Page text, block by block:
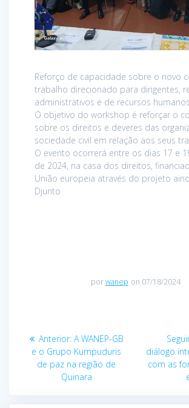
Reforço de capacidade sobre o novo
trabalho direcionado para dirigentes,
administrativos e de recursos
O objetivo do workshop é reforçar o
sobre os direitos e deveres das
sociedade civil em relação aos seus
O evento ocorrerá entre os dias 17 e
de 2024, na casa dos direitos,
União europeia através do projeto
Djunto
porwanep on 07/18/2024
Navegação
de
Anterior: Post
anterior:
A WANEP-GB
e o Grupo Kumpuduris
de paz na região de
Quinara
diálogo
com as